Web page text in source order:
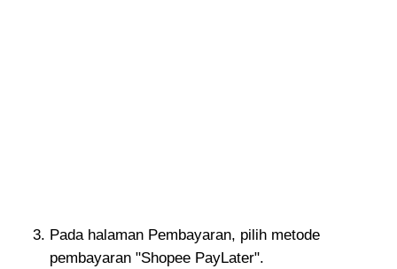
Pada halaman Pembayaran, pilih metode
pembayaran "Shopee PayLater".